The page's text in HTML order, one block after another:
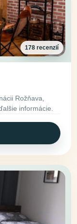
178 recenzií
Rožňava,
informácie.